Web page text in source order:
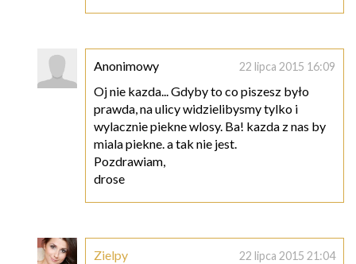
Anonimowy 22 lipca 2015 16:09
Oj nie kazda... Gdyby to co piszesz było
prawda, na ulicy widzielibysmy tylko i
wylacznie piekne wlosy. Ba! kazda z nas by
miala piekne. a tak nie jest.
Pozdrawiam,
drose
Zielpy 22 lipca 2015 21:04